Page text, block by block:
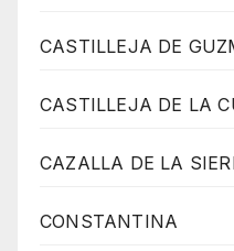
CASTILLEJA DE
CASTILLEJA DE LA
CAZALLA DE LA
CONSTANTINA